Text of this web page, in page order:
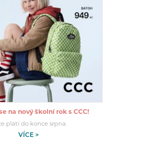
na nový školní rok s CCC!
platí do konce srpna.
VÍCE >